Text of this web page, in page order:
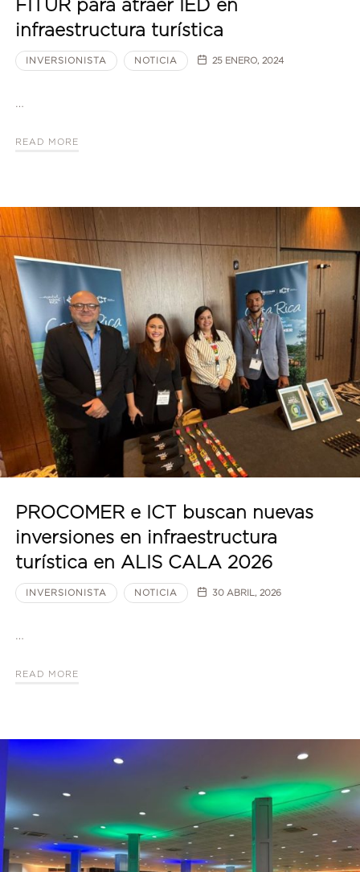
FITUR para atraer IED en
infraestructura turística
INVERSIONISTA NOTICIA 25 ENERO, 2024
…
READ MORE
PROCOMER e ICT buscan nuevas
inversiones en infraestructura
turística en ALIS CALA 2026
INVERSIONISTA NOTICIA 30 ABRIL, 2026
…
READ MORE